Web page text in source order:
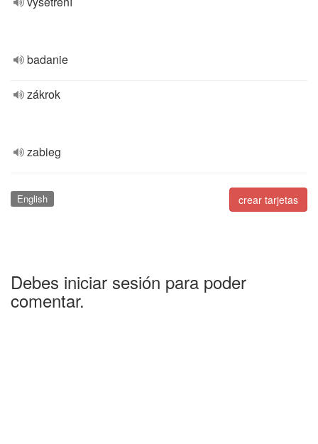
badanie
zákrok
zabieg
crear tarjetas
English
Debes iniciar sesión para poder
comentar.